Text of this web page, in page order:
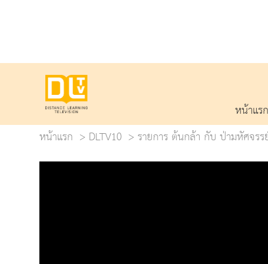
หน้าแรก
หน้าแรก
DLTV10 รายการ ต้นกล้า กับ ป่ามหัศจร